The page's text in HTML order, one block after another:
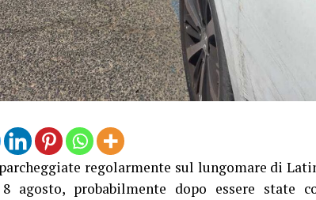
regolarmente sul lungomare di
agosto, probabilmente dopo essere state